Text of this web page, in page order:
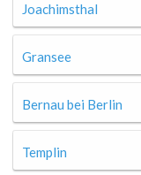
Joachimsthal
Gransee
Bernau bei Berlin
Templin